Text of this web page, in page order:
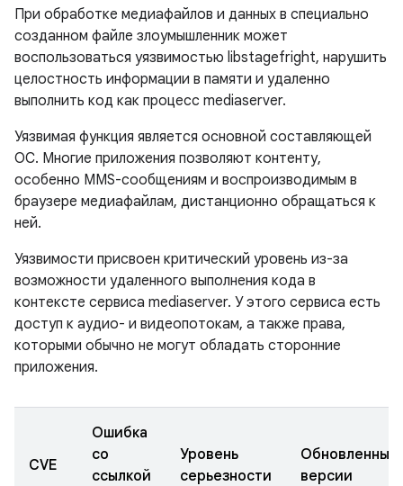
При обработке медиафайлов и данных в специально
созданном файле злоумышленник может
воспользоваться уязвимостью libstagefright, нарушить
целостность информации в памяти и удаленно
выполнить код как процесс mediaserver.
Уязвимая функция является основной составляющей
ОС. Многие приложения позволяют контенту,
особенно MMS-сообщениям и воспроизводимым в
браузере медиафайлам, дистанционно обращаться к
ней.
Уязвимости присвоен критический уровень из-за
возможности удаленного выполнения кода в
контексте сервиса mediaserver. У этого сервиса есть
доступ к аудио- и видеопотокам, а также права,
которыми обычно не могут обладать сторонние
приложения.
CVE
Ошибка
со
ссылкой
Уровень
серьезности
Обновленные
версии